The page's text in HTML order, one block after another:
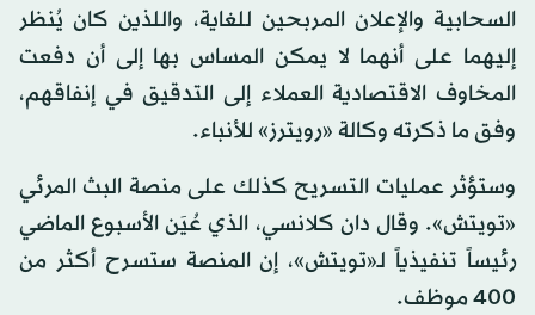
السحابية والإعلان المربحين للغاية، واللذين كان يُنظر
إليهما على أنهما لا يمكن المساس بها إلى أن دفعت
المخاوف الاقتصادية العملاء إلى التدقيق في إنفاقهم،
وفق ما ذكرته وكالة «رويترز» للأنباء.
وستؤثر عمليات التسريح كذلك على منصة البث المرئي
«تويتش». وقال دان كلانسي، الذي عُيَن الأسبوع الماضي
رئيساً تنفيذياً لـ«تويتش»، إن المنصة ستسرح أكثر من
400 موظف.